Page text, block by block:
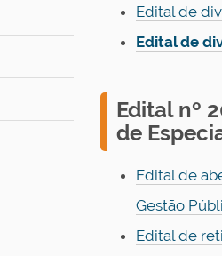
Edital de
Edital de
Edital nº
de
Edital de
Gestão
Edital de